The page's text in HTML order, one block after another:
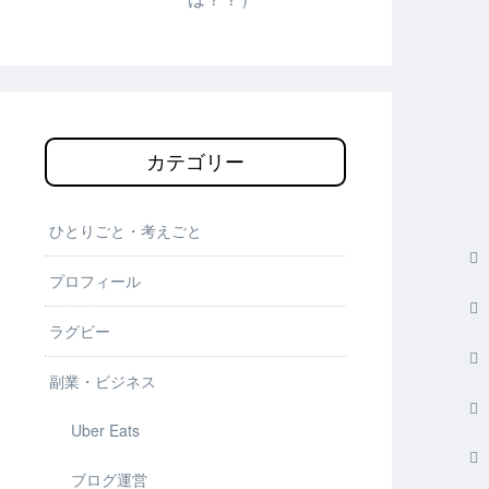
カテゴリー
ひとりごと・考えごと
プロフィール
ラグビー
副業・ビジネス
Uber Eats
ブログ運営